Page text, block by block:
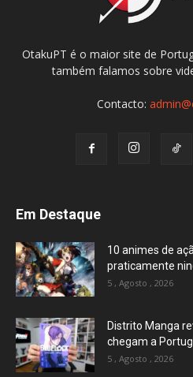
OtakuPT é o maior site de
também falamos sobre
Contacto:
Em Destaque
10 animes de
praticamente
5 , Agosto , 2026
Distrito Manga
chegam a
5 , Agosto , 2026